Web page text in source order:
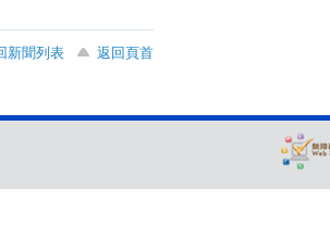
新聞列表
返回頁首